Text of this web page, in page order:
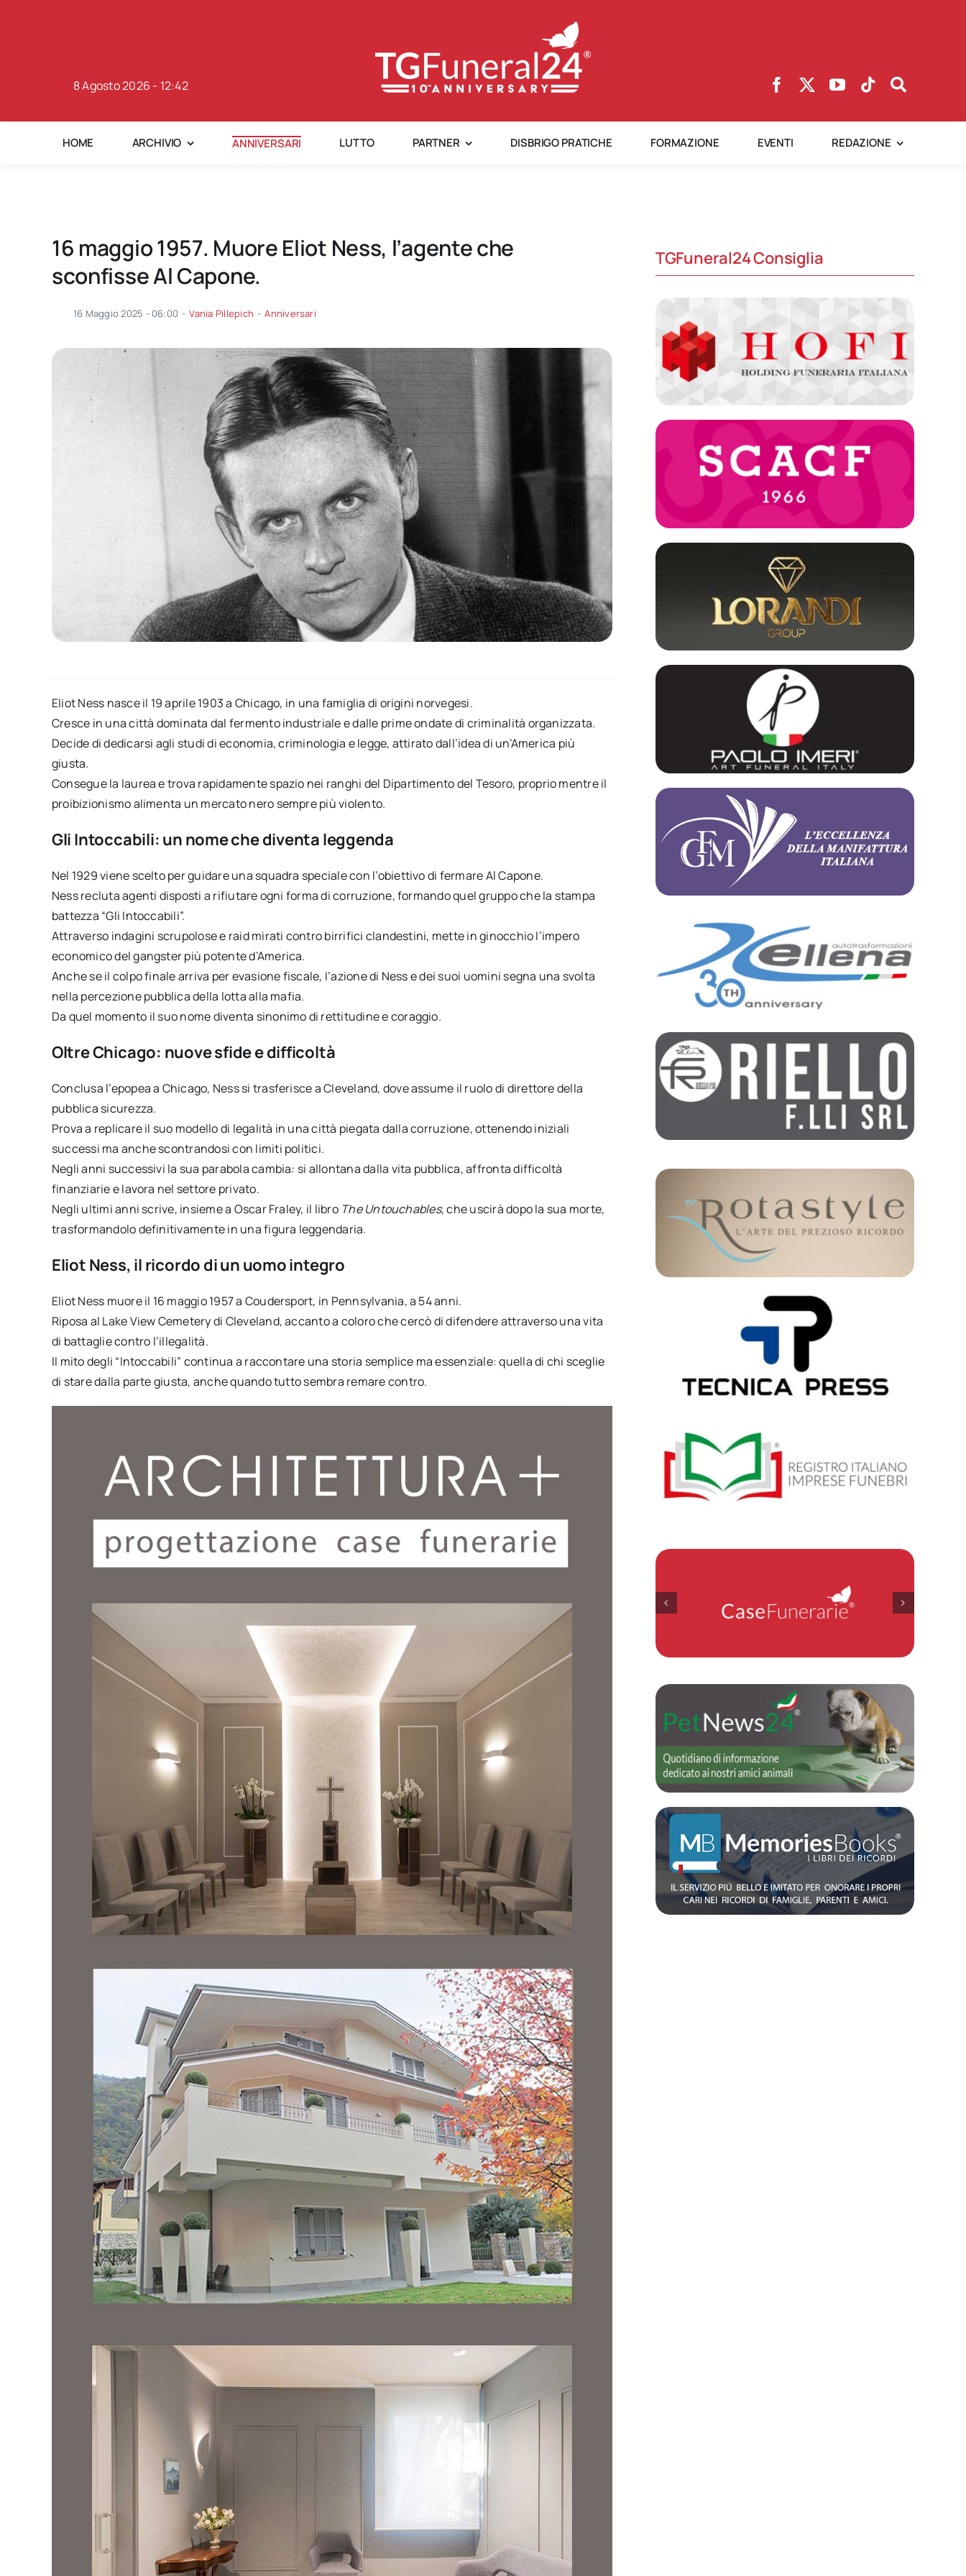
8 Agosto 2026 - 12:42
HOME ARCHIVIO ANNIVERSARI LUTTO PARTNER DISBRIGO PRATICHE FORMAZIONE EVENTI REDAZIONE
16 maggio 1957. Muore Eliot Ness, l’agente che
sconfisse Al Capone.
16 Maggio 2025 - 06:00 - Vania Pillepich - Anniversari
Eliot Ness nasce il 19 aprile 1903 a Chicago, in una famiglia di origini norvegesi.
Cresce in una città dominata dal fermento industriale e dalle prime ondate di criminalità organizzata.
Decide di dedicarsi agli studi di economia, criminologia e legge, attirato dall’idea di un’America più
giusta.
Consegue la laurea e trova rapidamente spazio nei ranghi del Dipartimento del Tesoro, proprio mentre il
proibizionismo alimenta un mercato nero sempre più violento.
Gli Intoccabili: un nome che diventa leggenda
Nel 1929 viene scelto per guidare una squadra speciale con l’obiettivo di fermare Al Capone.
Ness recluta agenti disposti a rifiutare ogni forma di corruzione, formando quel gruppo che la stampa
battezza “Gli Intoccabili”.
Attraverso indagini scrupolose e raid mirati contro birrifici clandestini, mette in ginocchio l’impero
economico del gangster più potente d’America.
Anche se il colpo finale arriva per evasione fiscale, l’azione di Ness e dei suoi uomini segna una svolta
nella percezione pubblica della lotta alla mafia.
Da quel momento il suo nome diventa sinonimo di rettitudine e coraggio.
Oltre Chicago: nuove sfide e difficoltà
Conclusa l’epopea a Chicago, Ness si trasferisce a Cleveland, dove assume il ruolo di direttore della
pubblica sicurezza.
Prova a replicare il suo modello di legalità in una città piegata dalla corruzione, ottenendo iniziali
successi ma anche scontrandosi con limiti politici.
Negli anni successivi la sua parabola cambia: si allontana dalla vita pubblica, affronta difficoltà
finanziarie e lavora nel settore privato.
Negli ultimi anni scrive, insieme a Oscar Fraley, il libro The Untouchables, che uscirà dopo la sua morte,
trasformandolo definitivamente in una figura leggendaria.
Eliot Ness, il ricordo di un uomo integro
Eliot Ness muore il 16 maggio 1957 a Coudersport, in Pennsylvania, a 54 anni.
Riposa al Lake View Cemetery di Cleveland, accanto a coloro che cercò di difendere attraverso una vita
di battaglie contro l’illegalità.
Il mito degli “Intoccabili” continua a raccontare una storia semplice ma essenziale: quella di chi sceglie
di stare dalla parte giusta, anche quando tutto sembra remare contro.
TGFuneral24 Consiglia